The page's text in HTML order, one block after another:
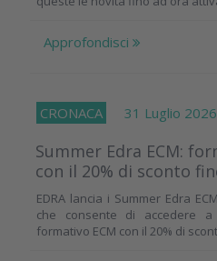
Approfondisci
CRONACA 31 Luglio 2026
Summer Edra ECM:
con il 20% di sconto
EDRA lancia i Summer Edra
che consente di accedere
formativo ECM con il 20% di